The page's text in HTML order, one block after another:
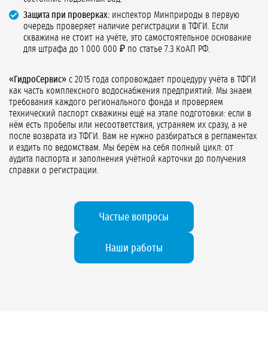
Защита при проверках: инспектор Минприроды в первую
очередь проверяет наличие регистрации в ТФГИ. Если
скважина не стоит на учёте, это самостоятельное основание
для штрафа до 1 000 000 ₽ по статье 7.3 КоАП РФ.
«ГидроСервис» с 2015 года сопровождает процедуру учёта в ТФГИ
как часть комплексного водоснабжения предприятий. Мы знаем
требования каждого регионального фонда и проверяем
технический паспорт скважины ещё на этапе подготовки: если в
нём есть пробелы или несоответствия, устраняем их сразу, а не
после возврата из ТФГИ. Вам не нужно разбираться в регламентах
и ездить по ведомствам. Мы берём на себя полный цикл: от
аудита паспорта и заполнения учётной карточки до получения
справки о регистрации.
Частые вопросы
Наши работы